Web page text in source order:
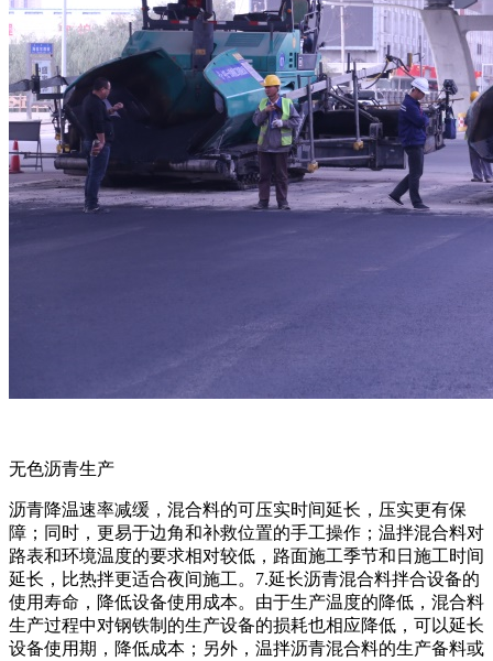
无色沥青生产
沥青降温速率减缓，混合料的可压实时间延长，压实更有保
障；同时，更易于边角和补救位置的手工操作；温拌混合料对
路表和环境温度的要求相对较低，路面施工季节和日施工时间
延长，比热拌更适合夜间施工。7.延长沥青混合料拌合设备的
使用寿命，降低设备使用成本。由于生产温度的降低，混合料
生产过程中对钢铁制的生产设备的损耗也相应降低，可以延长
设备使用期，降低成本；另外，温拌沥青混合料的生产备料或